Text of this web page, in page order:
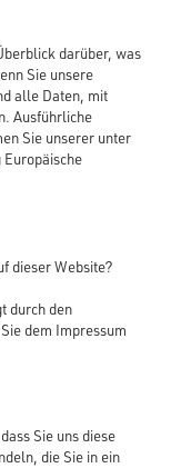
darüber, was
Sie unsere
alle Daten, mit
Ausführliche
Sie unserer unter
dieser Website?
durch den
dem Impressum
Sie uns diese
die Sie in ein